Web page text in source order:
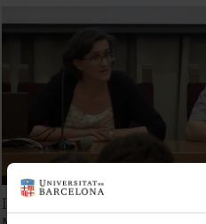
Inauguració de curs 2014-